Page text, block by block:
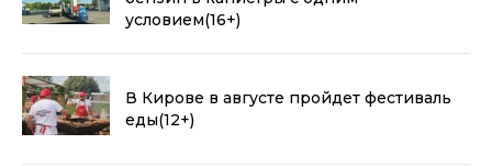
условием(16+)
В Кирове в августе пройдет фестиваль
еды(12+)